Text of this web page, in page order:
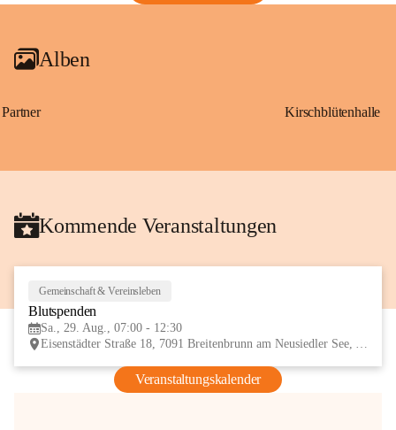
Alben
Partner Kirschblütenhalle
Kommende Veranstaltungen
Gemeinschaft & Vereinsleben
Blutspenden
Sa., 29. Aug., 07:00 - 12:30
Eisenstädter Straße 18, 7091 Breitenbrunn am Neusiedler See, AUT
Veranstaltungskalender